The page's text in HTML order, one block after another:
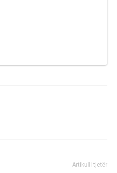
Artikulli tjetër